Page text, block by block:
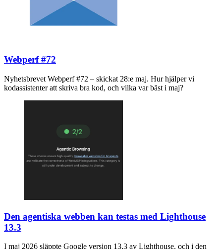
Webperf #72
Nyhetsbrevet Webperf #72 – skickat 28:e maj. Hur hjälper vi
kodassistenter att skriva bra kod, och vilka var bäst i maj?
Den agentiska webben kan testas med Lighthouse
13.3
I maj 2026 släppte Google version 13.3 av Lighthouse, och i den